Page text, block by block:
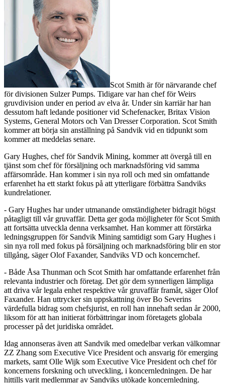
Scot Smith är för närvarande chef
för divisionen Sulzer Pumps. Tidigare var han chef för Weirs
gruvdivision under en period av elva år. Under sin karriär har han
dessutom haft ledande positioner vid Schefenacker, Britax Vision
Systems, General Motors och Van Dresser Corporation. Scot Smith
kommer att börja sin anställning på Sandvik vid en tidpunkt som
kommer att meddelas senare.
Gary Hughes, chef för Sandvik Mining, kommer att övergå till en
tjänst som chef för försäljning och marknadsföring vid samma
affärsområde. Han kommer i sin nya roll och med sin omfattande
erfarenhet ha ett starkt fokus på att ytterligare förbättra Sandviks
kundrelationer.
- Gary Hughes har under utmanande omständigheter bidragit högst
påtagligt till vår gruvaffär. Detta ger goda möjligheter för Scot Smith
att fortsätta utveckla denna verksamhet. Han kommer att förstärka
ledningsgruppen för Sandvik Mining samtidigt som Gary Hughes i
sin nya roll med fokus på försäljning och marknadsföring blir en stor
tillgång, säger Olof Faxander, Sandviks VD och koncernchef.
- Både Åsa Thunman och Scot Smith har omfattande erfarenhet från
relevanta industrier och företag. Det gör dem synnerligen lämpliga
att driva vår legala enhet respektive vår gruvaffär framåt, säger Olof
Faxander. Han uttrycker sin uppskattning över Bo Severins
värdefulla bidrag som chefsjurist, en roll han innehaft sedan år 2000,
liksom för att han initierat förbättringar inom företagets globala
processer på det juridiska området.
Idag annonseras även att Sandvik med omedelbar verkan välkomnar
ZZ Zhang som Executive Vice President och ansvarig för emerging
markets, samt Olle Wijk som Executive Vice President och chef för
koncernens forskning och utveckling, i koncernledningen. De har
hittills varit medlemmar av Sandviks utökade koncernledning.